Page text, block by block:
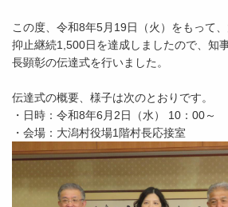
この度、令和8年5月19日（火）をもって
抑止継続1,500日を達成しましたので、知
長顕彰の伝達式を行いました。
伝達式の概要、様子は次のとおりです。
・日時：令和8年6月2日（水） 10：00～
・会場：大潟村役場1階村長応接室